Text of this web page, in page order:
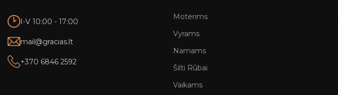
I-V 10:00 - 17:00
mail@gracias.lt
+370 6846 2592
Moterims
Vyrams
Namams
Šilti Rūbai
Vaikams